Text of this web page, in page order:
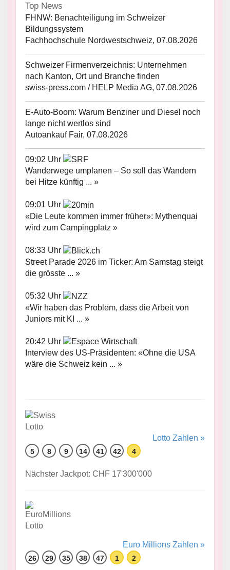
Top News
FHNW: Benachteiligung im Schweizer
Bildungssystem
Fachhochschule Nordwestschweiz, 07.08.2026
Schweizer Firmenverzeichnis: Unternehmen
nach Kanton, Ort und Branche finden
swiss-press.com / HELP Media AG, 07.08.2026
E-Auto-Boom: Warum Benziner und Diesel noch
lange nicht wertlos sind
Autoankauf Fair, 07.08.2026
09:02 Uhr
Wanderwege umplanen – So soll das Wandern
bei Hitze künftig ... »
09:01 Uhr
«Die Leute kommen immer früher»: Mythenquai
wird zum Campingplatz »
08:33 Uhr
Street Parade 2026 im Ticker: Am Samstag steigt
die grösste ... »
05:32 Uhr
«Wir haben das Problem, dass die Arbeit von
Juniors mit KI ... »
20:42 Uhr
Interview des US-Präsidenten: «Ohne die USA
wäre die Schweiz kein ... »
Lotto Zahlen »
5 8 9 14 41 42 4
Nächster Jackpot: CHF 17'300'000
Euro Millions Zahlen »
26 29 35 38 47 1 2